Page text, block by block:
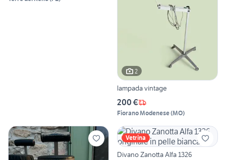
2
lampada vintage
200 €
Fiorano Modenese(MO)
Vetrina
Divano Zanotta Alfa 1326